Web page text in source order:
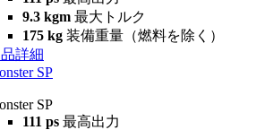
9.3 kgm 最大トルク
175 kg 装備重量（燃料を除く）
詳細
SP
SP
111 ps 最高出力